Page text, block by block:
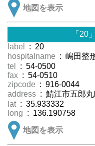
地図を表示
「20
label
: 20
hospitalname : 嶋田整
tel
: 54-0500
fax : 54-0510
zipcode : 916-0044
address : 鯖江市五郎
lat : 35.933332
long : 136.190758
地図を表示